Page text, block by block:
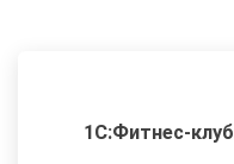
1С:Фитнес-клуб